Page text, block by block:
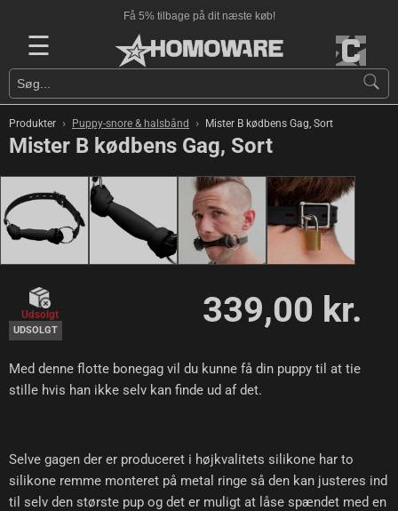
Få 5% tilbage på dit næste køb!
☰
Produkter › Puppy-snore & halsbånd › Mister B kødbens Gag, Sort
Mister B kødbens Gag, Sort
Udsolgt
UDSOLGT 339,00 kr.
Med denne flotte bonegag vil du kunne få din puppy til at tie
stille hvis han ikke selv kan finde ud af det.
Selve gagen der er produceret i højkvalitets silikone har to
silikone remme monteret på metal ringe så den kan justeres ind
til selv den største pup og det er muligt at låse spændet med en